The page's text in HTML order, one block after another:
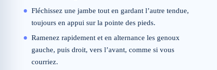
Fléchissez une jambe tout en gardant l’autre tendue,
toujours en appui sur la pointe des pieds.
Ramenez rapidement et en alternance les genoux
gauche, puis droit, vers l’avant, comme si vous
courriez.